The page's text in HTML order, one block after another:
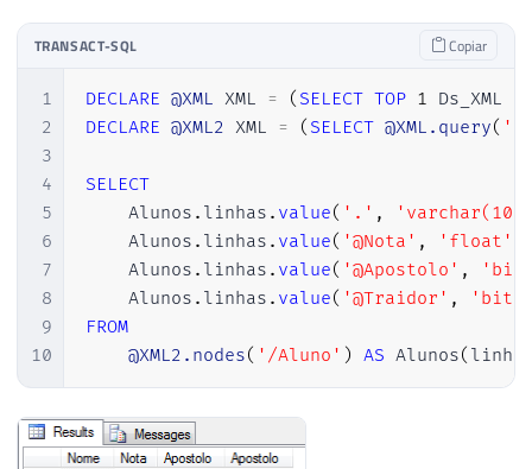
TRANSACT-SQL Copiar
1
2
3
4
5
6
7
8
9
10
DECLARE @XML XML = ( SELECT TOP 1 Ds_XML
DECLARE @XML2 XML = ( SELECT @XML.query(
SELECT
    Alunos
. linhas . value( '.' ,
    Alunos
. linhas . value( '@Nota' , 'float'
    Alunos
. linhas . value( '@Apostolo' ,
    Alunos
. linhas . value( '@Traidor' , 'bit'
FROM
@XML2.nodes( '/Aluno' ) AS Alunos(